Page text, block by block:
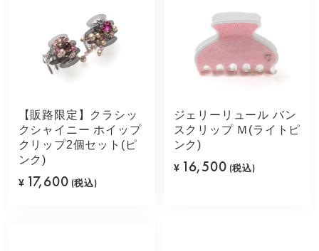
【販路限定】クラシッ
クシャイニー ホイップ
クリップ2個セット(ピ
ンク)
¥ 17,600 (税込)
ジェリーリュール バン
スクリップ Ｍ(ライトピ
ンク)
¥ 16,500 (税込)